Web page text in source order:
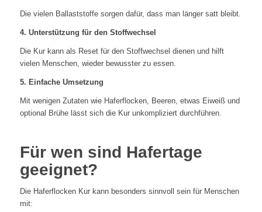
Die vielen Ballaststoffe sorgen dafür, dass man länger satt bleibt.
4. Unterstützung für den Stoffwechsel
Die Kur kann als Reset für den Stoffwechsel dienen und hilft
vielen Menschen, wieder bewusster zu essen.
5. Einfache Umsetzung
Mit wenigen Zutaten wie Haferflocken, Beeren, etwas Eiweiß und
optional Brühe lässt sich die Kur unkompliziert durchführen.
Für wen sind Hafertage
geeignet?
Die Haferflocken Kur kann besonders sinnvoll sein für Menschen
mit: